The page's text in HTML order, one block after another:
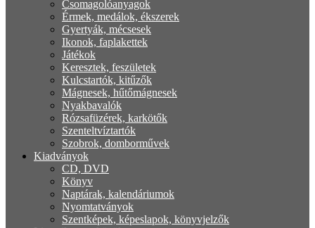
Csomagolóanyagok
Érmek, medálok, ékszerek
Gyertyák, mécsesek
Ikonok, faplakettek
Játékok
Keresztek, feszületek
Kulcstartók, kitűzők
Mágnesek, hűtőmágnesek
Nyakbavalók
Rózsafüzérek, karkötők
Szenteltvíztartók
Szobrok, domborművek
Kiadványok
CD, DVD
Könyv
Naptárak, kalendáriumok
Nyomtatványok
Szentképek, képeslapok, könyvjelzők